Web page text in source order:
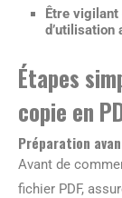
Être
d’utilisation
Étapes
copie en
Préparation
Avant de
fichier PDF,